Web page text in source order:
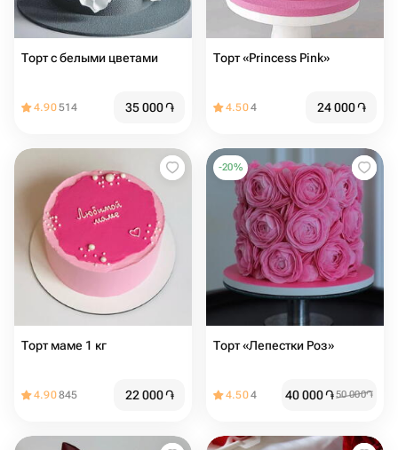
Торт с белыми цветами
4.90514 35 000֏
Торт «Princess Pink»
4.504 24 000֏
Торт маме 1 кг
4.90845 22 000֏
-20%
Торт «Лепестки Роз»
4.504 40 000֏50 000֏